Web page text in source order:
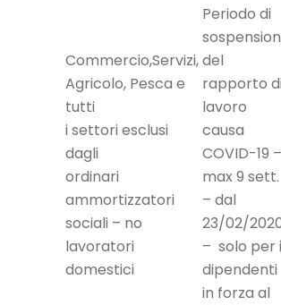
Commercio,Servizi,
Agricolo, Pesca e
tutti
i settori esclusi
dagli
ordinari
ammortizzatori
sociali – no
lavoratori
domestici
Periodo di
del
rapporto di
lavoro
causa
COVID-19 –
max 9 sett.
– dal
23/02/
– solo per i
dipendenti
in forza al